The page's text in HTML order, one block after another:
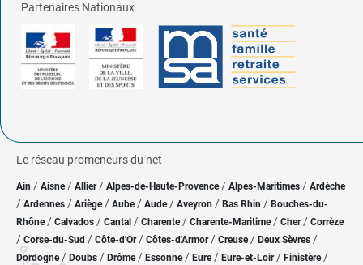
Partenaires Nationaux
Le réseau promeneurs du net
Ain / Aisne/ Allier/ Alpes-de-Haute-Provence / Alpes-Maritimes / Ardèche
/ Ardennes / Ariège/ Aube/ Aude / Aveyron / Bas Rhin / Bouches-du-
Rhône/ Calvados / Cantal / Charente / Charente-Maritime/ Cher / Corrèze
/ Corse-du-Sud / Côte-d'Or / Côtes-d'Armor/ Creuse/ Deux Sèvres /
Dordogne/ Doubs / Drôme/ Essonne / Eure/ Eure-et-Loir / Finistère/